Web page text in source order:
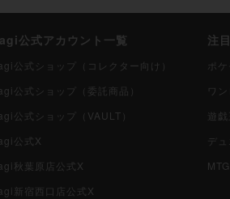
公式アカウント一覧
公式ショップ（コレクター向け）
公式ショップ（委託商品）
公式ショップ（VAULT）
公式X
秋葉原店公式X
新宿西口店公式X
注
ポ
ワ
遊戯
デ
MTG